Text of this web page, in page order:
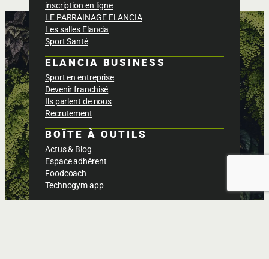
inscription en ligne
LE PARRAINAGE ELANCIA
Les salles Elancia
Sport Santé
ELANCIA BUSINESS
Sport en entreprise
Devenir franchisé
Ils parlent de nous
Recrutement
BOÎTE À OUTILS
Actus & Blog
Espace adhérent
Foodcoach
Technogym app